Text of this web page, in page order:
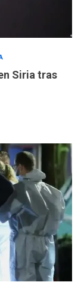
Siria tras